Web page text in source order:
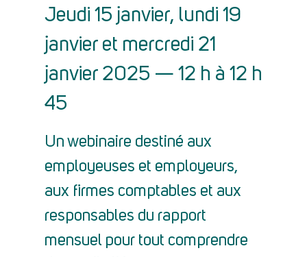
Jeudi 15 janvier, lundi 19
janvier et mercredi 21
janvier 2025 — 12 h à 12 h
45
Un webinaire destiné aux
employeuses et employeurs,
aux firmes comptables et aux
responsables du rapport
mensuel pour tout comprendre